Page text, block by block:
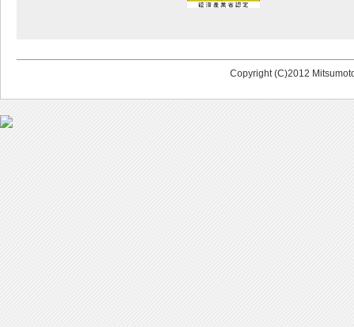
Copyright (C)2012